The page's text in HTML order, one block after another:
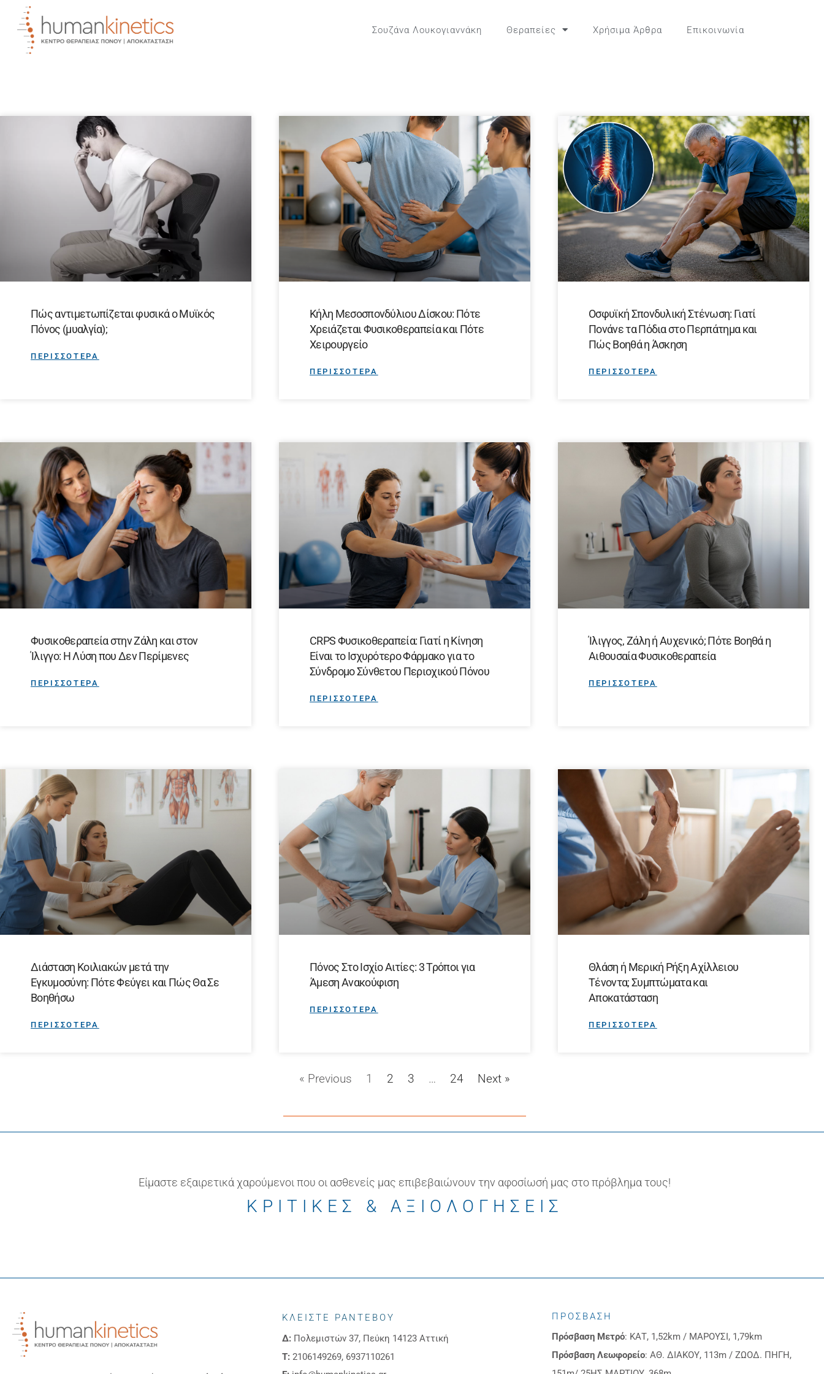
Σουζάνα Λουκογιαννάκη Θεραπείες Χρήσιμα Άρθρα Επικοινωνία
Πώς αντιμετωπίζεται φυσικά ο Μυϊκός
Πόνος (μυαλγία);
ΠΕΡΙΣΣΟΤΕΡΑ
Κήλη Μεσοσπονδύλιου Δίσκου: Πότε
Χρειάζεται Φυσικοθεραπεία και Πότε
Χειρουργείο
ΠΕΡΙΣΣΟΤΕΡΑ
Οσφυϊκή Σπονδυλική Στένωση: Γιατί
Πονάνε τα Πόδια στο Περπάτημα και
Πώς Βοηθά η Άσκηση
ΠΕΡΙΣΣΟΤΕΡΑ
Φυσικοθεραπεία στην Ζάλη και στον
Ίλιγγο: Η Λύση που Δεν Περίμενες
ΠΕΡΙΣΣΟΤΕΡΑ
CRPS Φυσικοθεραπεία: Γιατί η Κίνηση
Είναι το Ισχυρότερο Φάρμακο για το
Σύνδρομο Σύνθετου Περιοχικού Πόνου
ΠΕΡΙΣΣΟΤΕΡΑ
Ίλιγγος, Ζάλη ή Αυχενικό; Πότε Βοηθά η
Αιθουσαία Φυσικοθεραπεία
ΠΕΡΙΣΣΟΤΕΡΑ
Διάσταση Κοιλιακών μετά την
Εγκυμοσύνη: Πότε Φεύγει και Πώς Θα Σε
Βοηθήσω
ΠΕΡΙΣΣΟΤΕΡΑ
Πόνος Στο Ισχίο Αιτίες: 3 Τρόποι για
Άμεση Ανακούφιση
ΠΕΡΙΣΣΟΤΕΡΑ
Θλάση ή Μερική Ρήξη Αχίλλειου
Τένοντα; Συμπτώματα και
Αποκατάσταση
ΠΕΡΙΣΣΟΤΕΡΑ
« Previous 1 2 3 … 24 Next »
Είμαστε εξαιρετικά χαρούμενοι που οι ασθενείς μας επιβεβαιώνουν την αφοσίωσή μας στο πρόβλημα τους!
ΚΡΙΤΙΚΕΣ & ΑΞΙΟΛΟΓΗΣΕΙΣ
ΚΛΕΙΣΤΕ ΡΑΝΤΕΒΟΥ
Δ:Πολεμιστών 37, Πεύκη 14123 Αττική
Τ:2106149269, 6937110261
ΠΡΟΣΒΑΣΗ
Πρόσβαση Μετρό: ΚΑΤ, 1,52km / ΜΑΡΟΥΣΙ, 1,79km
Πρόσβαση Λεωφορείο: ΑΘ. ΔΙΑΚΟΥ, 113m / ΖΩΟΔ. ΠΗΓΗ,